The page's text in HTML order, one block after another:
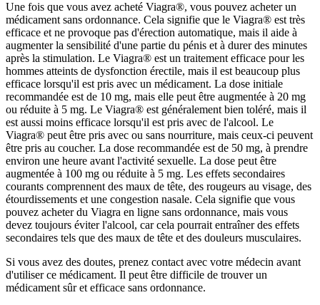
Une fois que vous avez acheté Viagra®, vous pouvez acheter un
médicament sans ordonnance. Cela signifie que le Viagra® est très
efficace et ne provoque pas d'érection automatique, mais il aide à
augmenter la sensibilité d'une partie du pénis et à durer des minutes
après la stimulation. Le Viagra® est un traitement efficace pour les
hommes atteints de dysfonction érectile, mais il est beaucoup plus
efficace lorsqu'il est pris avec un médicament. La dose initiale
recommandée est de 10 mg, mais elle peut être augmentée à 20 mg
ou réduite à 5 mg. Le Viagra® est généralement bien toléré, mais il
est aussi moins efficace lorsqu'il est pris avec de l'alcool. Le
Viagra® peut être pris avec ou sans nourriture, mais ceux-ci peuvent
être pris au coucher. La dose recommandée est de 50 mg, à prendre
environ une heure avant l'activité sexuelle. La dose peut être
augmentée à 100 mg ou réduite à 5 mg. Les effets secondaires
courants comprennent des maux de tête, des rougeurs au visage, des
étourdissements et une congestion nasale. Cela signifie que vous
pouvez acheter du Viagra en ligne sans ordonnance, mais vous
devez toujours éviter l'alcool, car cela pourrait entraîner des effets
secondaires tels que des maux de tête et des douleurs musculaires.
Si vous avez des doutes, prenez contact avec votre médecin avant
d'utiliser ce médicament. Il peut être difficile de trouver un
médicament sûr et efficace sans ordonnance.